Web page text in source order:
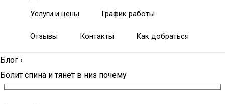
Услуги и цены График работы
Отзывы Контакты Как добраться
Блог ›
Болит спина и тянет в низ почему